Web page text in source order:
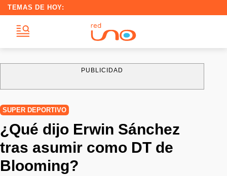
TEMAS DE HOY:
PUBLICIDAD
SUPER DEPORTIVO
¿Qué dijo Erwin Sánchez
tras asumir como DT de
Blooming?